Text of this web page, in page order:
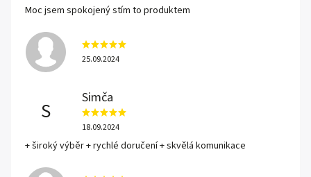
Moc jsem spokojený stím to produktem
25.09.2024
S
Simča
18.09.2024
+ široký výběr + rychlé doručení + skvělá komunikace